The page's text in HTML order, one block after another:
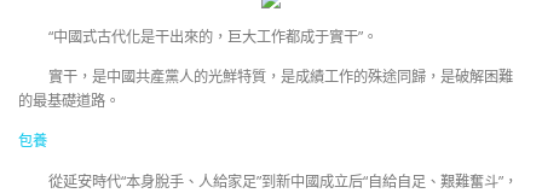
“中國式古代化是干出來的，巨大工作都成于實干”。
實干，是中國共產黨人的光鮮特質，是成績工作的殊途同歸，是破解困難
的最基礎道路。
包養
從延安時代“本身脫手、人給家足”到新中國成立后“自給自足、艱難奮斗”，